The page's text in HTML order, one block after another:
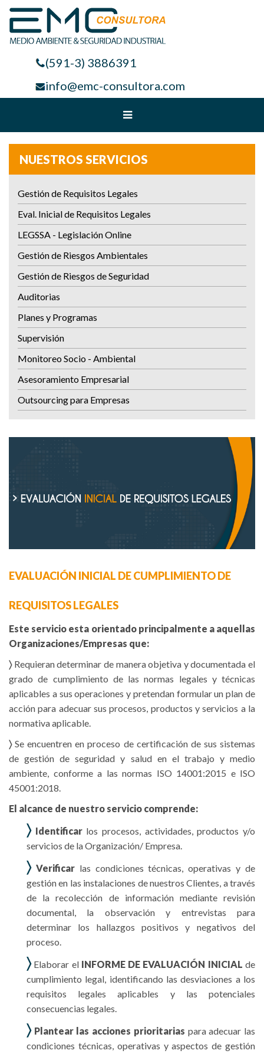
(591-3) 3886391
info@emc-consultora.com
NUESTROS SERVICIOS
Gestión de Requisitos Legales
Eval. Inicial de Requisitos Legales
LEGSSA - Legislación Online
Gestión de Riesgos Ambientales
Gestión de Riesgos de Seguridad
Auditorias
Planes y Programas
Supervisión
Monitoreo Socio - Ambiental
Asesoramiento Empresarial
Outsourcing para Empresas
EVALUACIÓN INICIAL DE CUMPLIMIENTO DE
REQUISITOS LEGALES
Este servicio esta orientado principalmente a aquellas
Organizaciones/Empresas que:
〉Requieran determinar de manera objetiva y documentada el
grado de cumplimiento de las normas legales y técnicas
aplicables a sus operaciones y pretendan formular un plan de
acción para adecuar sus procesos, productos y servicios a la
normativa aplicable.
〉Se encuentren en proceso de certificación de sus sistemas
de gestión de seguridad y salud en el trabajo y medio
ambiente, conforme a las normas ISO 14001:2015 e ISO
45001:2018.
El alcance de nuestro servicio comprende:
〉 Identificarlos procesos, actividades, productos y/o
servicios de la Organización/ Empresa.
〉 Verificarlas condiciones técnicas, operativas y de
gestión en las instalaciones de nuestros Clientes, a través
de la recolección de información mediante revisión
documental, la observación y entrevistas para
determinar los hallazgos positivos y negativos del
proceso.
〉Elaborar el INFORME DE EVALUACIÓN INICIALde
cumplimiento legal, identificando las desviaciones a los
requisitos legales aplicables y las potenciales
consecuencias legales.
〉 Plantear las acciones prioritarias para adecuar las
condiciones técnicas, operativas y aspectos de gestión